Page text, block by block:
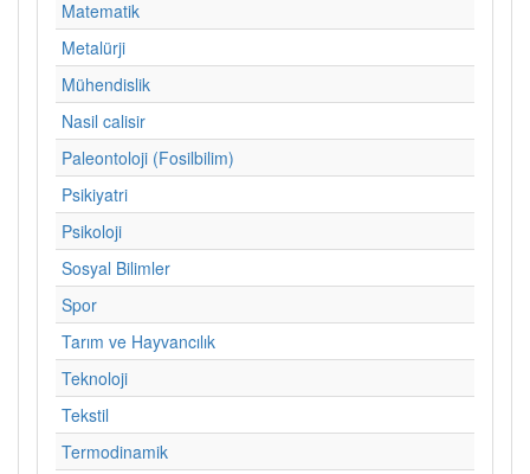
Matematik
Metalürji
Mühendislik
Nasil calisir
Paleontoloji (Fosilbilim)
Psikiyatri
Psikoloji
Sosyal Bilimler
Spor
Tarım ve Hayvancılık
Teknoloji
Tekstil
Termodinamik